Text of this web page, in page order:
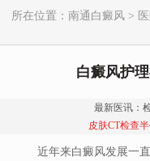
所在位置： 南通白癜风 >
白癜风护
最新医讯：
皮肤CT检查半
近年来白癜风发展一直